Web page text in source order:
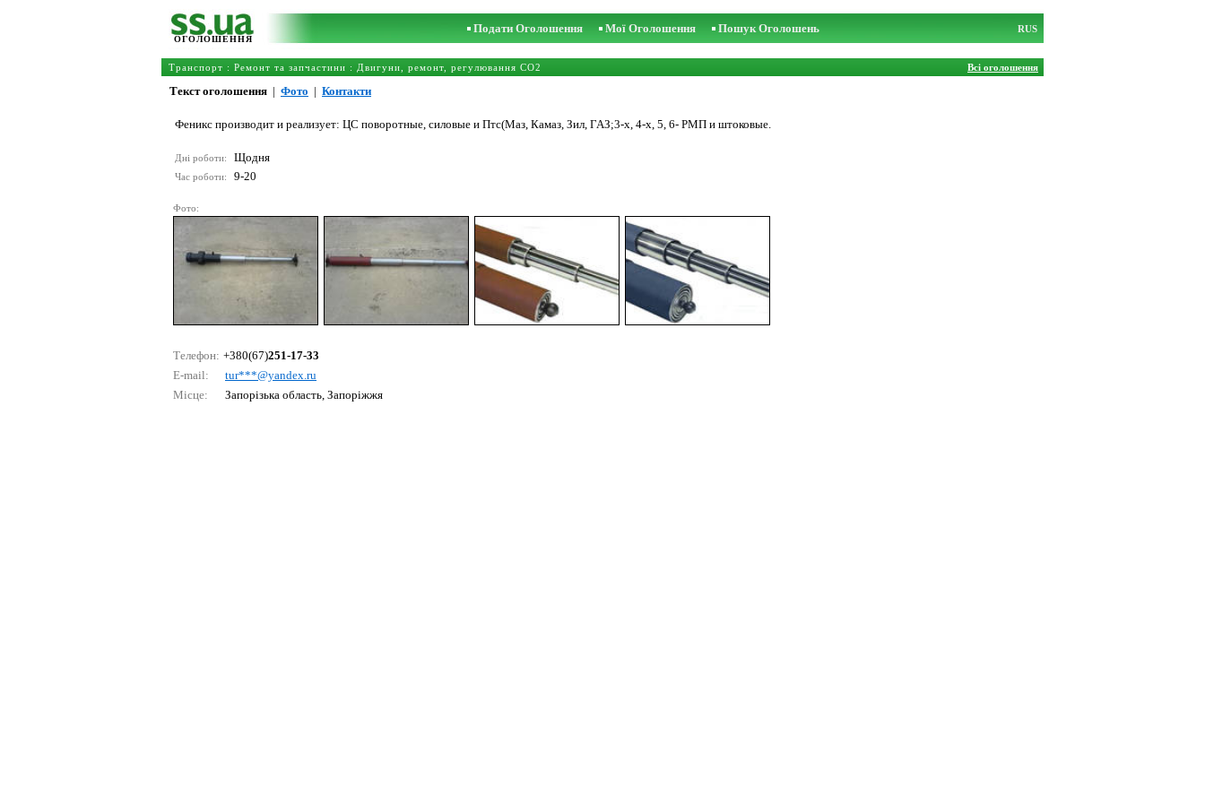
ОГОЛОШЕННЯ
Подати Оголошення Мої Оголошення Пошук Оголошень RUS
Транспорт : Ремонт та запчастини : Двигуни, ремонт, регулювання CO2 Всі оголошення
Текст оголошення | Фото | Контакти
Феникс производит и реализует: ЦС поворотные, силовые и Птс(Маз, Камаз, Зил, ГАЗ;3-х, 4-х, 5, 6- РМП и штоковые.
Дні роботи: Щодня
Час роботи: 9-20
Фото:
Телефон: +380(67)251-17-33
E-mail:
tur***@yаndех.ru
Місце:
Запорізька область, Запоріжжя